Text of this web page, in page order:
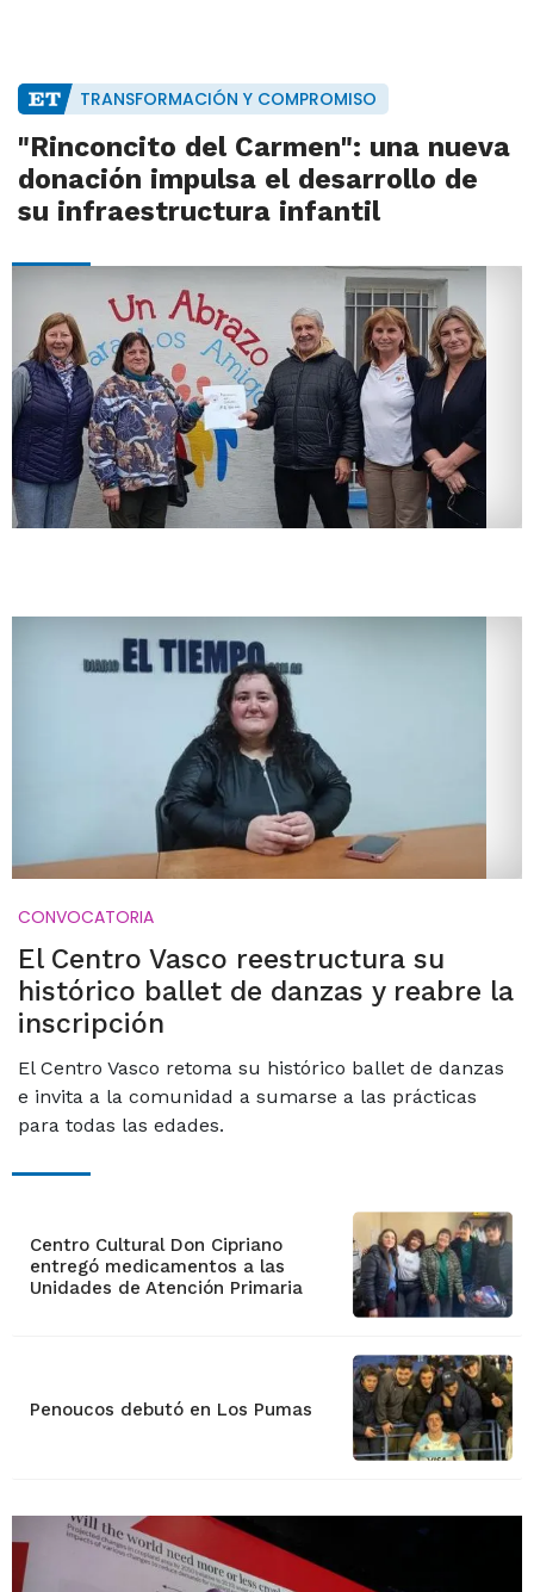
TRANSFORMACIÓN Y COMPROMISO
"Rinconcito del Carmen": una nueva
donación impulsa el desarrollo de
su infraestructura infantil
CONVOCATORIA
El Centro Vasco reestructura su
histórico ballet de danzas y reabre la
inscripción
El Centro Vasco retoma su histórico ballet de danzas
e invita a la comunidad a sumarse a las prácticas
para todas las edades.
Centro Cultural Don Cipriano
entregó medicamentos a las
Unidades de Atención Primaria
Penoucos debutó en Los Pumas